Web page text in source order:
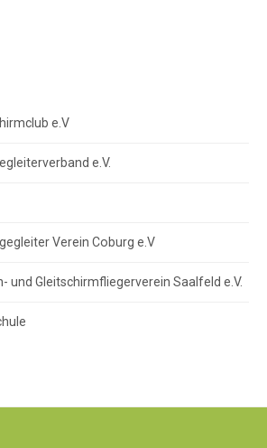
e.V
e.V.
Verein Coburg e.V
und Gleitschirmfliegerverein Saalfeld e.V.